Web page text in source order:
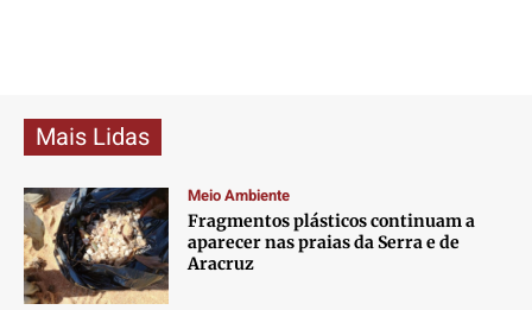
Mais Lidas
Meio Ambiente
Fragmentos plásticos continuam a
aparecer nas praias da Serra e de
Aracruz